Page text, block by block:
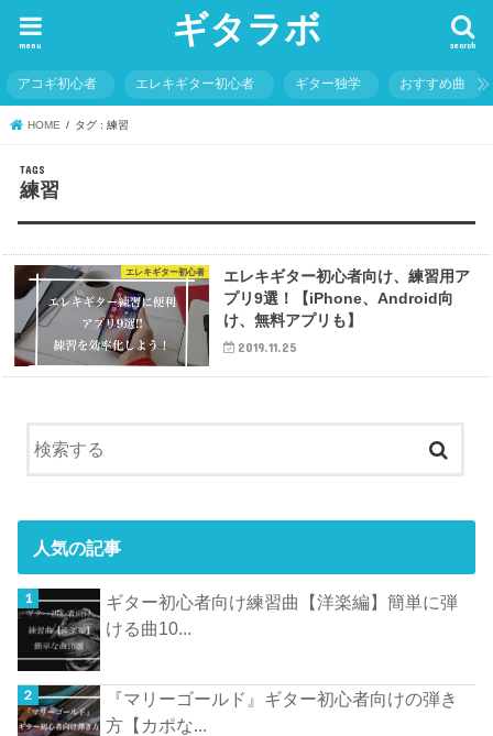
ギタラボ search
menu
アコギ初心者 エレキギター初心者 ギター独学 おすすめ曲
HOME タグ : 練習
練習
エレキギター初心者
エレキギター初心者向け、練習用ア
プリ9選！【iPhone、Android向
け、無料アプリも】
2019.11.25
人気の記事
ギター初心者向け練習曲【洋楽編】簡単に弾
ける曲10...
『マリーゴールド』ギター初心者向けの弾き
方【カポな...